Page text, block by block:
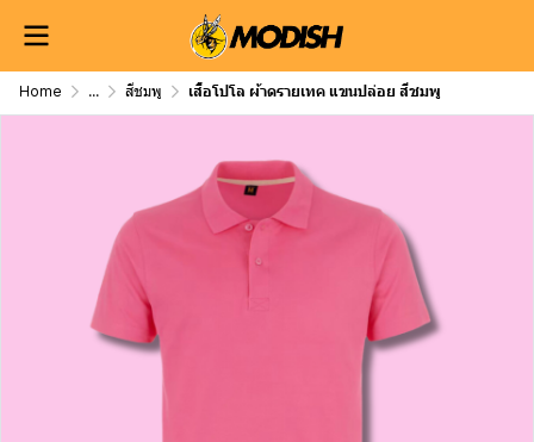
Home ... สีชมพู เสื้อโปโล ผ้าดรายเทค แขนปล่อย สีชมพู